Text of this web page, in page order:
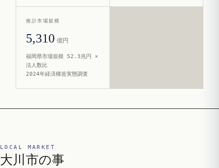
推計市場規模
5,310 億円
福岡県市場規模 52.3兆円 ×
法人数比
2024年経済構造実態調査
LOCAL MARKET
大川市の事